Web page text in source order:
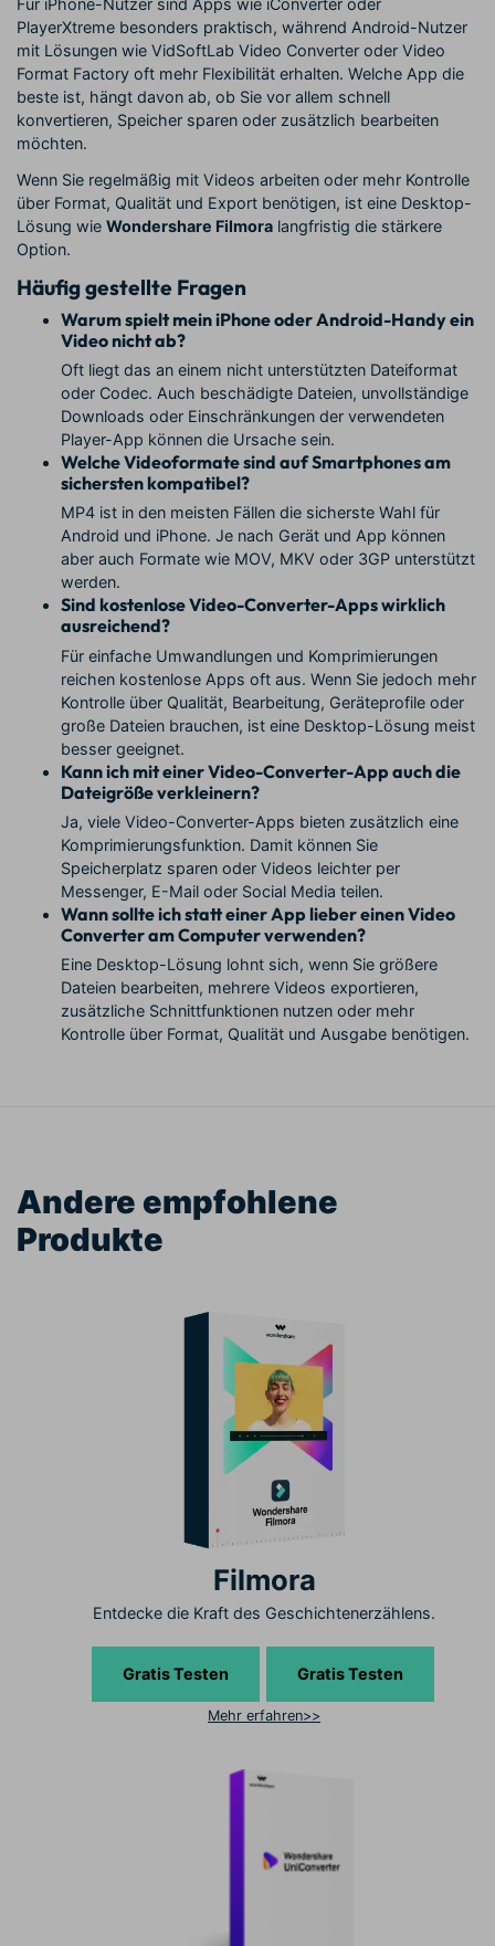
PlayerXtreme besonders praktisch, während Android-Nutzer
mit Lösungen wie VidSoftLab Video Converter oder Video
Format Factory oft mehr Flexibilität erhalten. Welche App die
beste ist, hängt davon ab, ob Sie vor allem schnell
konvertieren, Speicher sparen oder zusätzlich bearbeiten
möchten.
Wenn Sie regelmäßig mit Videos arbeiten oder mehr Kontrolle
über Format, Qualität und Export benötigen, ist eine Desktop-
Lösung wie Wondershare Filmora langfristig die stärkere
Option.
Häufig gestellte Fragen
Warum spielt mein iPhone oder Android-Handy ein
Video nicht ab?
Oft liegt das an einem nicht unterstützten Dateiformat
oder Codec. Auch beschädigte Dateien, unvollständige
Downloads oder Einschränkungen der verwendeten
Player-App können die Ursache sein.
Welche Videoformate sind auf Smartphones am
sichersten kompatibel?
MP4 ist in den meisten Fällen die sicherste Wahl für
Android und iPhone. Je nach Gerät und App können
aber auch Formate wie MOV, MKV oder 3GP unterstützt
werden.
Sind kostenlose Video-Converter-Apps wirklich
ausreichend?
Für einfache Umwandlungen und Komprimierungen
reichen kostenlose Apps oft aus. Wenn Sie jedoch mehr
Kontrolle über Qualität, Bearbeitung, Geräteprofile oder
große Dateien brauchen, ist eine Desktop-Lösung meist
besser geeignet.
Kann ich mit einer Video-Converter-App auch die
Dateigröße verkleinern?
Ja, viele Video-Converter-Apps bieten zusätzlich eine
Komprimierungsfunktion. Damit können Sie
Speicherplatz sparen oder Videos leichter per
Messenger, E-Mail oder Social Media teilen.
Wann sollte ich statt einer App lieber einen Video
Converter am Computer verwenden?
Eine Desktop-Lösung lohnt sich, wenn Sie größere
Dateien bearbeiten, mehrere Videos exportieren,
zusätzliche Schnittfunktionen nutzen oder mehr
Kontrolle über Format, Qualität und Ausgabe benötigen.
Andere empfohlene
Produkte
Filmora
Entdecke die Kraft des Geschichtenerzählens.
Gratis Testen Gratis Testen
Mehr erfahren>>